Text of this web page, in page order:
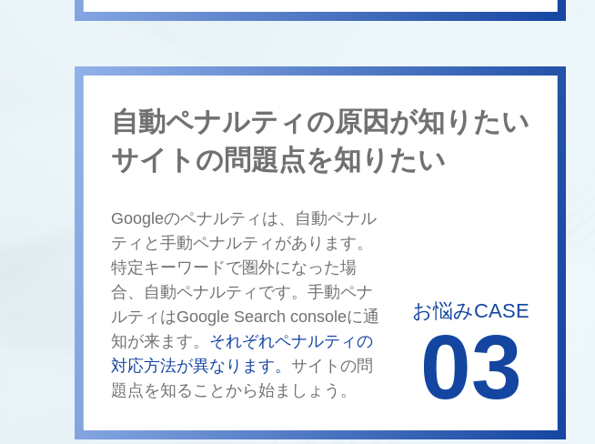
お悩みCASE
03
自動ペナルティの原因が知りたい
サイトの問題点を知りたい
Googleのペナルティは、自動ペナル
ティと手動ペナルティがあります。
特定キーワードで圏外になった場
合、自動ペナルティです。手動ペナ
ルティはGoogle Search consoleに通
知が来ます。 それぞれペナルティの
対応方法が異なります。 サイトの問
題点を知ることから始ましょう。